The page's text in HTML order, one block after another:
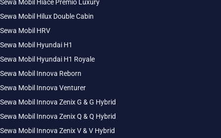
Sewa Mobil Hiace Premio Luxury
Sewa Mobil Hilux Double Cabin
Sewa Mobil HRV
Sewa Mobil Hyundai H1
Sewa Mobil Hyundai H1 Royale
Sewa Mobil Innova Reborn
Sewa Mobil Innova Venturer
Sewa Mobil Innova Zenix G & G Hybrid
Sewa Mobil Innova Zenix Q & Q Hybrid
Sewa Mobil Innova Zenix V & V Hybrid